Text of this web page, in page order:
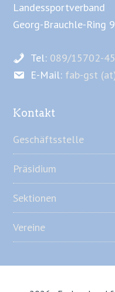
Landessportverband
Georg-Brauchle-Ring
Tel: 089/15702-
E-Mail: fab-gst
Kontakt
Geschäftsstelle
Präsidium
Sektionen
Vereine